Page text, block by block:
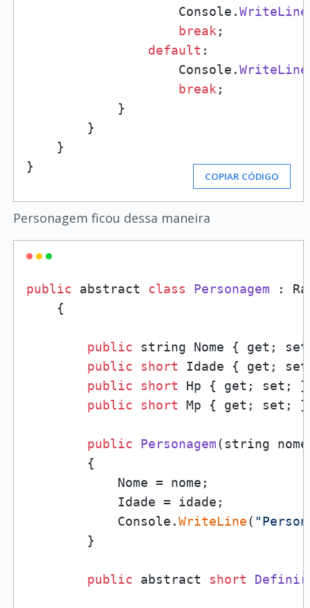
                    Console.
WriteLine
break ;
default :
                    Console.
WriteLine
break ;
            }
        }
    }
}
COPIAR CÓDIGO
Personagem ficou dessa maneira
public abstract class Personagem :
    {
public string Nome { get;
public
short Idade { get;
public
short Hp { get; set; }
public
short Mp { get; set; }
public Personagem(string
{
            Nome = nome;
            Idade = idade;
            Console.
WriteLine(
        }
public abstract short